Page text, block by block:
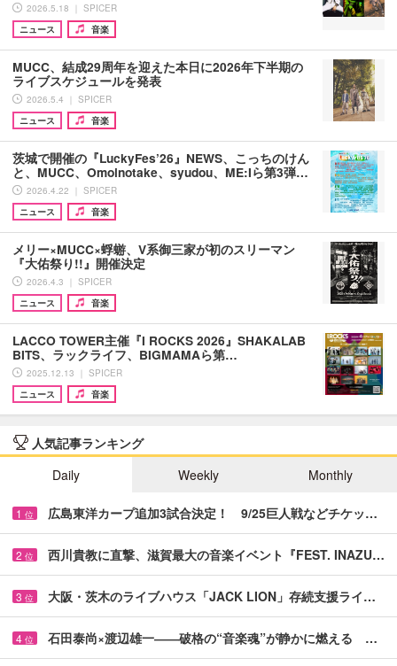
2026.5.18 ｜ SPICER
ニュース
音楽
MUCC、結成29周年を迎えた本日に2026年下半期の
ライブスケジュールを発表
2026.5.4 ｜ SPICER
ニュース
音楽
茨城で開催の『LuckyFes’26』NEWS、こっちのけん
と、MUCC、Omoinotake、syudou、ME:Iら第3弾…
2026.4.22 ｜ SPICER
ニュース
音楽
メリー×MUCC×蜉蝣、V系御三家が初のスリーマン
『大佑祭り!!』開催決定
2026.4.3 ｜ SPICER
ニュース
音楽
LACCO TOWER主催『I ROCKS 2026』SHAKALAB
BITS、ラックライフ、BIGMAMAら第…
2025.12.13 ｜ SPICER
ニュース
音楽
人気記事ランキング
Daily
Weekly Monthly
1 位 広島東洋カープ追加3試合決定！ 9/25巨人戦などチケッ…
2 位 西川貴教に直撃、滋賀最大の音楽イベント『FEST. INAZU…
3 位 大阪・茨木のライブハウス「JACK LION」存続支援ライ…
4 位 石田泰尚×渡辺雄一――破格の“音楽魂”が静かに燃える …